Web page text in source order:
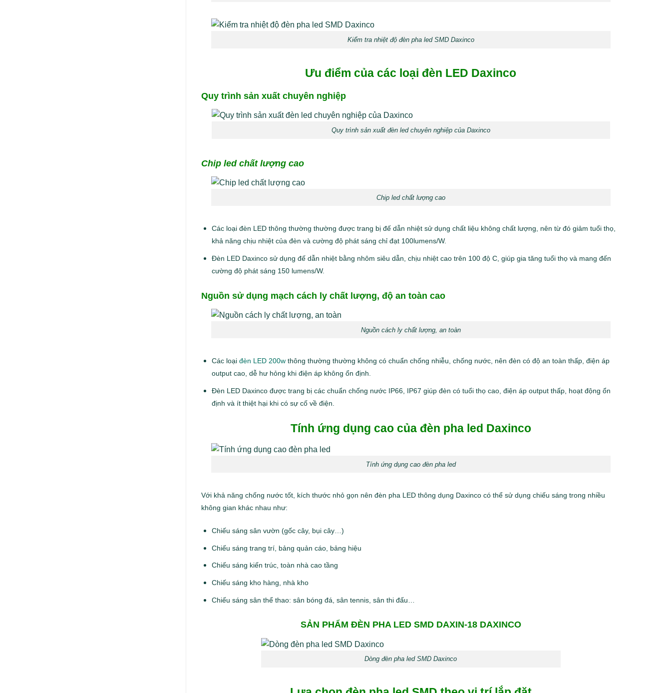
Kiểm tra nhiệt độ đèn pha led SMD Daxinco
Ưu điểm của các loại đèn LED Daxinco
Quy trình sản xuất chuyên nghiệp
Quy trình sản xuất đèn led chuyên nghiệp của Daxinco
Chip led chất lượng cao
Chip led chất lượng cao
Các loại đèn LED thông thường thường được trang bị đế dẫn nhiệt sử dụng chất liệu không chất lượng, nên từ đó giảm tuổi thọ,
khả năng chịu nhiệt của đèn và cường độ phát sáng chỉ đạt 100lumens/W.
Đèn LED Daxinco sử dụng đế dẫn nhiệt bằng nhôm siêu dẫn, chịu nhiệt cao trên 100 độ C, giúp gia tăng tuổi thọ và mang đến
cường độ phát sáng 150 lumens/W.
Nguồn sử dụng mạch cách ly chất lượng, độ an toàn cao
Nguồn cách ly chất lượng, an toàn
Các loạiđèn LED 200wthông thường thường không có chuẩn chống nhiễu, chống nước, nên đèn có độ an toàn thấp, điện áp
output cao, dễ hư hỏng khi điện áp không ổn định.
Đèn LED Daxinco được trang bị các chuẩn chống nước IP66, IP67 giúp đèn có tuổi thọ cao, điện áp output thấp, hoạt động ổn
định và ít thiệt hại khi có sự cố về điện.
Tính ứng dụng caocủa đèn pha led Daxinco
Tính ứng dụng cao đèn pha led
Với khả năng chống nước tốt, kích thước nhỏ gọn nên đèn pha LED thông dụng Daxinco có thể sử dụng chiếu sáng trong nhiều
không gian khác nhau như:
Chiếu sáng sân vườn (gốc cây, bụi cây…)
Chiếu sáng trang trí, bảng quản cáo, bảng hiệu
Chiếu sáng kiến trúc, toàn nhà cao tầng
Chiếu sáng kho hàng, nhà kho
Chiếu sáng sân thể thao: sân bóng đá, sân tennis, sân thi đấu…
SẢN PHẨM ĐÈN PHA LED SMDDAXIN-18 DAXINCO
Dòng đèn pha led SMD Daxinco